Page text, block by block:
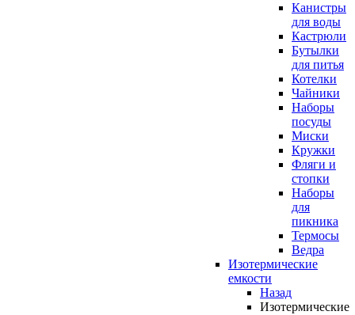
Канистры
для воды
Кастрюли
Бутылки
для питья
Котелки
Чайники
Наборы
посуды
Миски
Кружки
Фляги и
стопки
Наборы
для
пикника
Термосы
Ведра
Изотермические
емкости
Назад
Изотермические